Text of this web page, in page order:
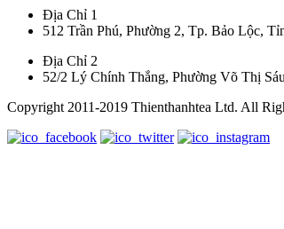
Địa Chỉ 1
512 Trần Phú, Phường 2, Tp. Bảo Lộc,
Địa Chỉ 2
52/2 Lý Chính Thắng, Phường Võ Thị
Copyright 2011-2019 Thienthanhtea Ltd. All